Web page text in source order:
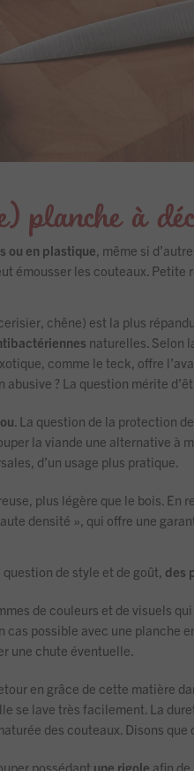
planche à
ou en plastique, même si
émousser les couteaux. Petite
chêne) est la plus
naturelles. Selon
comme le teck, offre
? La question mérite
. La question de la protection
la viande une alternative
d’un usage plus pratique.
plus légère que le bois.
densité », qui offre une
de style et de goût, des
de couleurs et de visuels
possible avec une planche
une chute éventuelle.
en grâce de cette matière
se lave très facilement. La
des couteaux. Disons
possédant une rigole afin